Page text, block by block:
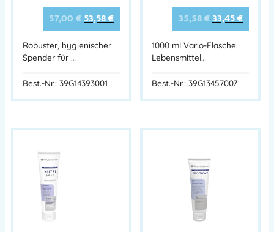
57,00€53,58€
Robuster, hygienischer
Spender für …
Best.-Nr.: 39G14393001
35,58€33,45€
1000 ml Vario-Flasche.
Lebensmittel…
Best.-Nr.: 39G13457007